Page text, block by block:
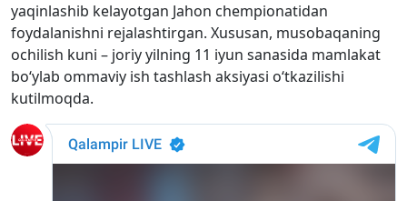
yaqinlashib kelayotgan Jahon chempionatidan
foydalanishni rejalashtirgan. Xususan, musobaqaning
ochilish kuni – joriy yilning 11 iyun sanasida mamlakat
bo‘ylab ommaviy ish tashlash aksiyasi o‘tkazilishi
kutilmoqda.